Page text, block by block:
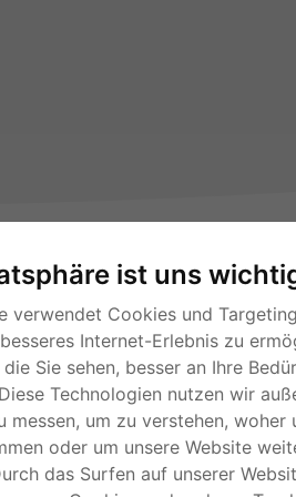
ist uns
verwendet Cookies und
Internet-Erlebnis zu
Sie sehen, besser an Ihre
Technologien nutzen wir
messen, um zu verstehen, woher
oder um unsere Website
das Surfen auf unserer
RSS-Feeds
Für Webmaster
Kleinanzeigen-